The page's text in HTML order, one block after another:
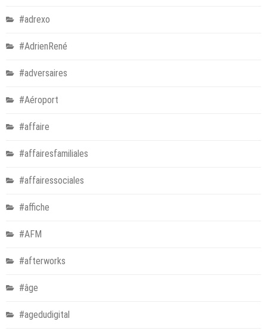
#adrexo
#AdrienRené
#adversaires
#Aéroport
#affaire
#affairesfamiliales
#affairessociales
#affiche
#AFM
#afterworks
#âge
#agedudigital